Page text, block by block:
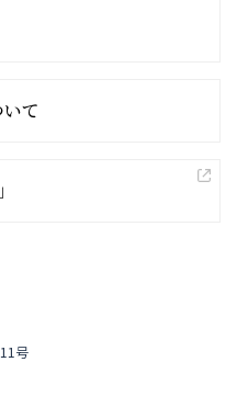
て
号